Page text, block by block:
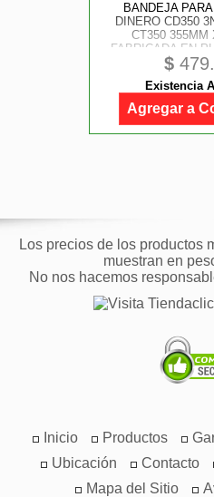
BANDEJA
DINERO CD350
CT350 355MM
FABRICADA EN
SUJETADOR DE
METAL 8
MONEDAS 5
$
Existencia
Agregar a
Los precios de los productos
muestran en
No nos hacemos
Inicio Productos
Ubicación
Contacto
Mapa del Sitio